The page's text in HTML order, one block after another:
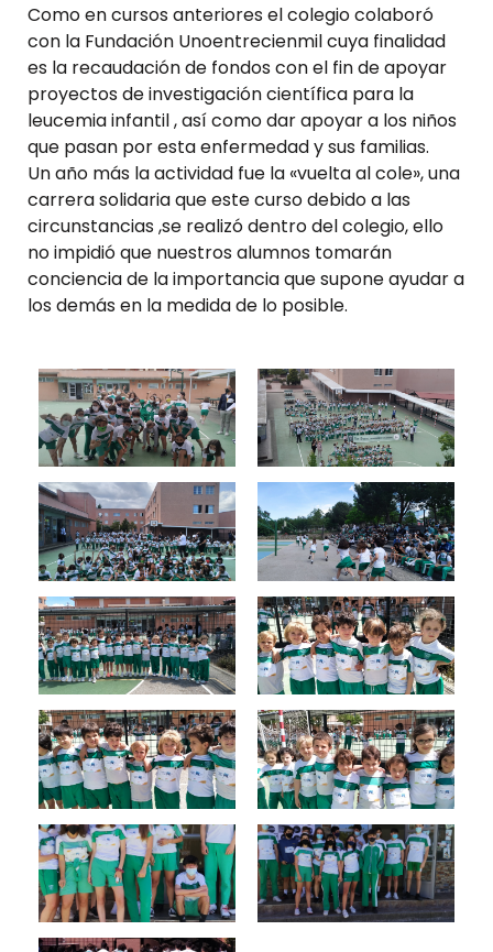
Como en cursos anteriores el colegio colaboró
con la Fundación Unoentrecienmil cuya finalidad
es la recaudación de fondos con el fin de apoyar
proyectos de investigación científica para la
leucemia infantil , así como dar apoyar a los niños
que pasan por esta enfermedad y sus familias.
Un año más la actividad fue la «vuelta al cole», una
carrera solidaria que este curso debido a las
circunstancias ,se realizó dentro del colegio, ello
no impidió que nuestros alumnos tomarán
conciencia de la importancia que supone ayudar a
los demás en la medida de lo posible.